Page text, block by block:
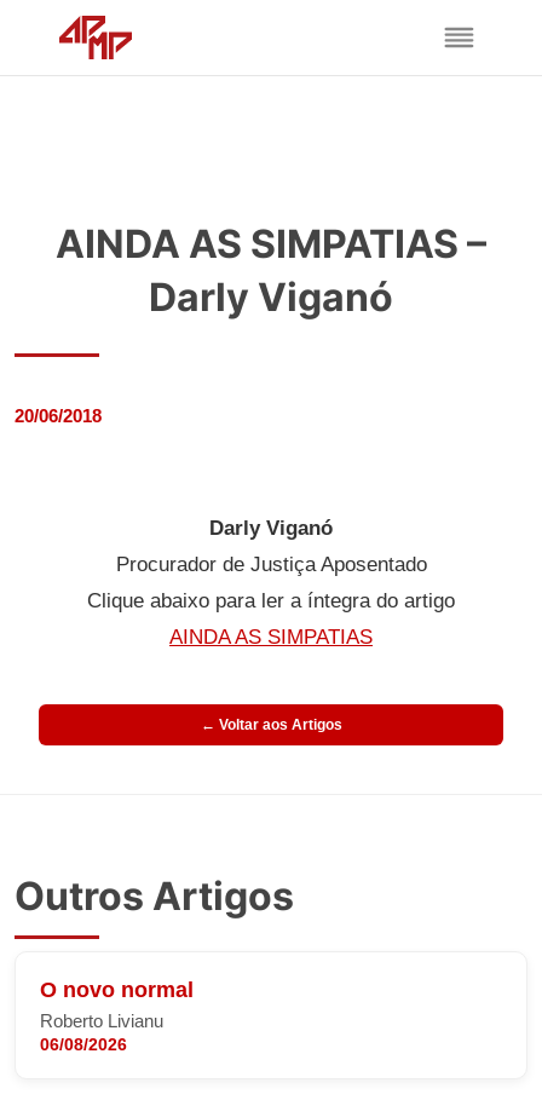
AINDA AS SIMPATIAS –
Darly Viganó
20/06/2018
Darly Viganó
Procurador de Justiça Aposentado
Clique abaixo para ler a íntegra do artigo
AINDA AS SIMPATIAS
← Voltar aos Artigos
Outros Artigos
O novo normal
Roberto Livianu
06/08/2026